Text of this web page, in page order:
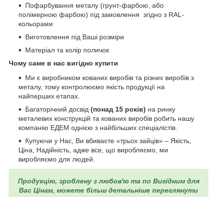
Пофарбування металу (грунт-фарбою, або
полімерною фарбою) під замовлення згідно з RAL-
кольорами
Виготовлення під Ваші розміри
Матеріал та колір поличок
Чому саме в нас вигідно купити
Ми є виробником кованих виробів та різних виробів з
металу, тому контролюємо якість продукції на
найперших етапах.
Багаторічний досвід (понад 15 років) на ринку
металевих конструкцій та кованих виробів робить нашу
компанію ЕДЕМ однією з найбільших спеціалістів.
Купуючи у Нас, Ви вбиваєте «трьох зайців» – Якість,
Ціна, Надійність, адже все, що виробляємо, ми
виробляємо для людей.
Продукцію, зроблену з любов'ю та по Вигідним для
Вас Цінам, можете більш детальніше переглянути